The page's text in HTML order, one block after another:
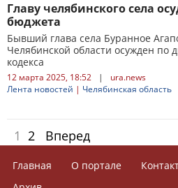
Главу челябинского села
бюджета
Бывший глава села Буранное
Челябинской области осужден по
кодекса
12 марта 2025, 18:52 |
ura.news
Лента новостей | Челябинская область
1 2 Вперед
Главная О портале